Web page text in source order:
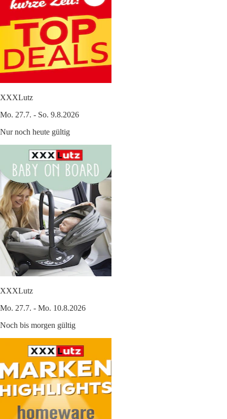
XXXLutz
Mo. 27.7. - So. 9.8.2026
Nur noch heute gültig
XXXLutz
Mo. 27.7. - Mo. 10.8.2026
Noch bis morgen gültig